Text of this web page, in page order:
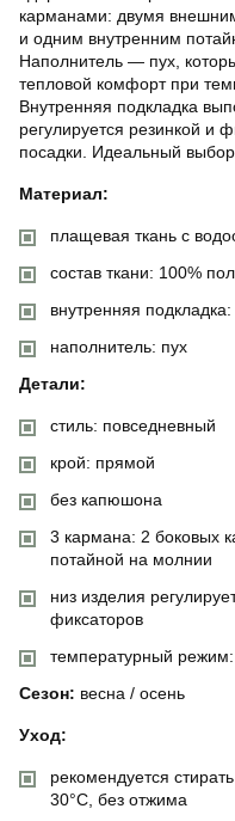
карманами: двумя
и одним внутренним
Наполнитель — пух,
тепловой комфорт при
Внутренняя подкладка
регулируется резинкой и
посадки. Идеальный выбор
Материал:
плащевая ткань с
состав ткани: 100%
внутренняя
наполнитель: пух
Детали:
стиль: повседневный
крой: прямой
без капюшона
3 кармана: 2 боковых
потайной на молнии
низ изделия
фиксаторов
температурный режим:
Сезон: весна / осень
Уход:
рекомендуется
30°C, без отжима